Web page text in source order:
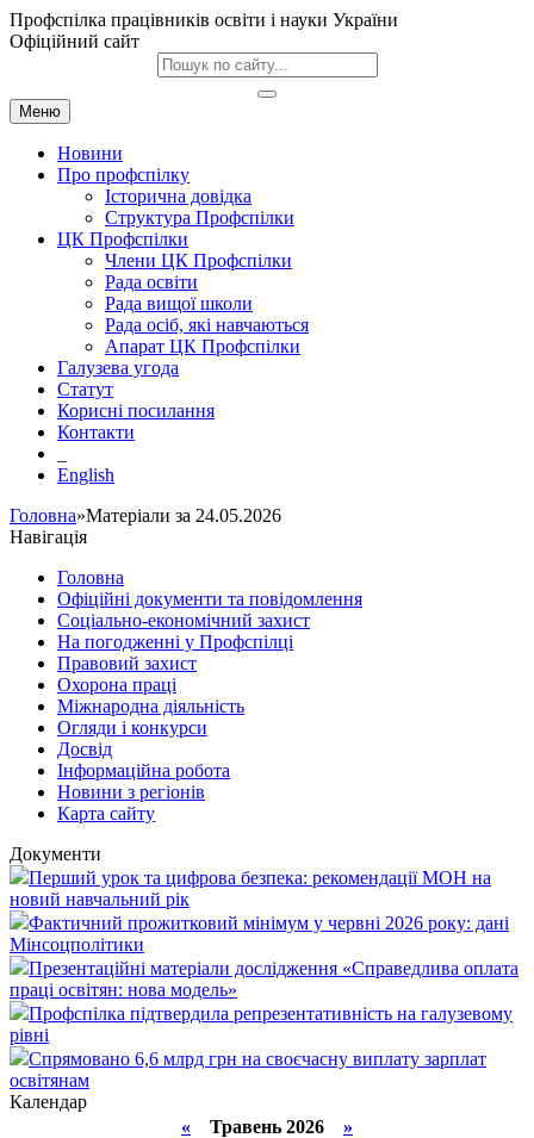
Профспілка працівників освіти і науки України
Офіційний сайт
Меню
Новини
Про профспілку
Історична довідка
Структура Профспілки
ЦК Профспілки
Члени ЦК Профспілки
Рада освіти
Рада вищої школи
Рада осіб, які навчаються
Апарат ЦК Профспілки
Галузева угода
Статут
Корисні посилання
Контакти
English
Головна»Матеріали за 24.05.2026
Навігація
Головна
Офіційні документи та повідомлення
Соціально-економічний захист
На погодженні у Профспілці
Правовий захист
Охорона праці
Міжнародна діяльність
Огляди і конкурси
Досвід
Інформаційна робота
Новини з регіонів
Карта сайту
Документи
Перший урок та цифрова безпека: рекомендації МОН на
новий навчальний рік
Фактичний прожитковий мінімум у червні 2026 року: дані
Мінсоцполітики
Презентаційні матеріали дослідження «Справедлива оплата
праці освітян: нова модель»
Профспілка підтвердила репрезентативність на галузевому
рівні
Спрямовано 6,6 млрд грн на своєчасну виплату зарплат
освітянам
Календар
« Травень 2026 »